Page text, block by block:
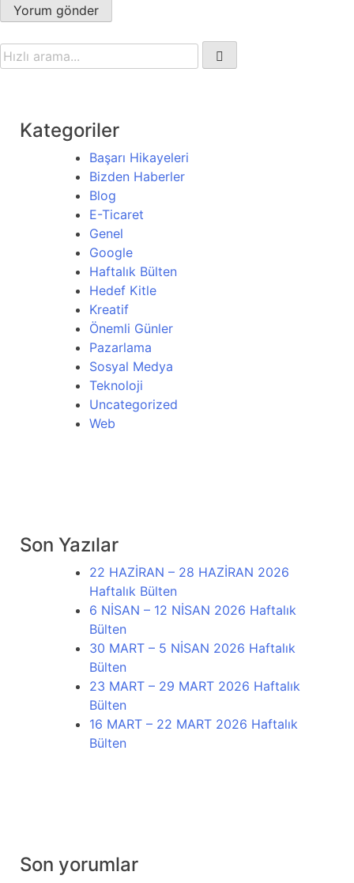
Kategoriler
Başarı Hikayeleri
Bizden Haberler
Blog
E-Ticaret
Genel
Google
Haftalık Bülten
Hedef Kitle
Kreatif
Önemli Günler
Pazarlama
Sosyal Medya
Teknoloji
Uncategorized
Web
Son Yazılar
22 HAZİRAN – 28 HAZİRAN 2026
Haftalık Bülten
6 NİSAN – 12 NİSAN 2026 Haftalık
Bülten
30 MART – 5 NİSAN 2026 Haftalık
Bülten
23 MART – 29 MART 2026 Haftalık
Bülten
16 MART – 22 MART 2026 Haftalık
Bülten
Son yorumlar